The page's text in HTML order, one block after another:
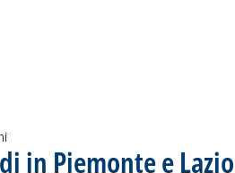
in Piemonte e Lazio